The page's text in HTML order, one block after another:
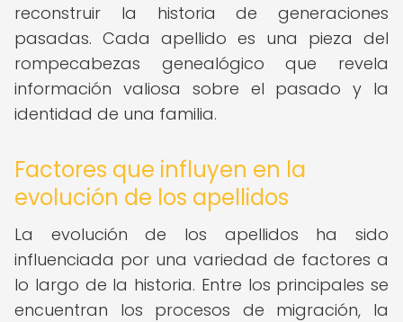
reconstruir la historia de generaciones
pasadas. Cada apellido es una pieza del
rompecabezas genealógico que revela
información valiosa sobre el pasado y la
identidad de una familia.
Factores que influyen en la
evolución de los apellidos
La evolución de los apellidos ha sido
influenciada por una variedad de factores a
lo largo de la historia. Entre los principales se
encuentran los procesos de migración, la